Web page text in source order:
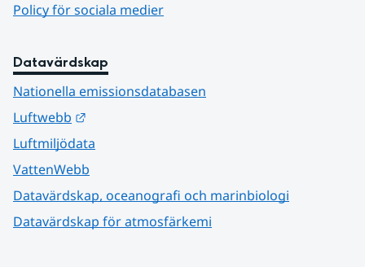
Policy för sociala medier
Datavärdskap
Nationella emissionsdatabasen
Luftwebb
Luftmiljödata
VattenWebb
Datavärdskap, oceanografi och marinbiologi
Datavärdskap för atmosfärkemi